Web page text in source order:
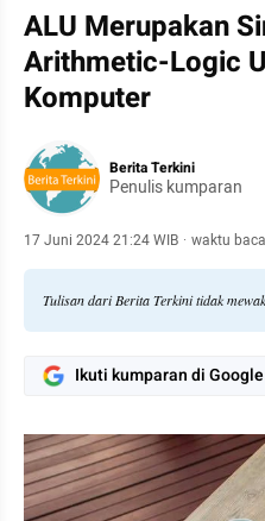
ALU Merupakan
Arithmetic-Logic
Komputer
Berita Terkini
Penulis kumparan
17 Juni 2024 21:24 WIB · waktu
Tulisan dari Berita Terkini tidak
Ikuti kumparan di Google